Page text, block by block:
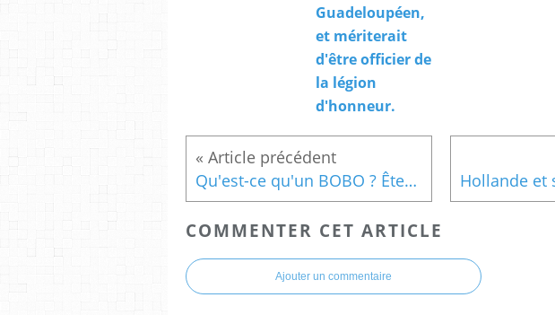
Guadeloupéen,
et mériterait
d'être officier de
la légion
d'honneur.
Qu'est-ce qu'un BOBO ? Êtes-vous un BOBO ? ( Avec la collaboration de Jean-Pierre Le Goff).
COMMENTER CET ARTICLE
Ajouter un commentaire